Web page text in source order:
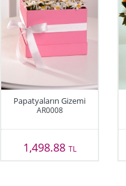
Papatyaların Gizemi
AR0008
1,498.88 TL